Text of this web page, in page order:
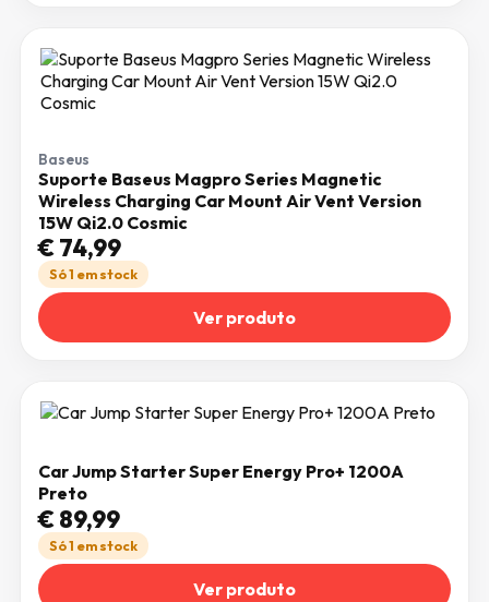
Baseus
Suporte Baseus Magpro Series Magnetic
Wireless Charging Car Mount Air Vent Version
15W Qi2.0 Cosmic
€74,99
Só 1 em stock
Ver produto
Car Jump Starter Super Energy Pro+ 1200A
Preto
€89,99
Só 1 em stock
Ver produto